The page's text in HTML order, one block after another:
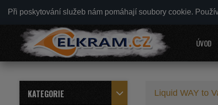
Při poskytování služeb nám pomáhají soubory cookie.
ÚVOD
KATEGORIE Liquid WAY to